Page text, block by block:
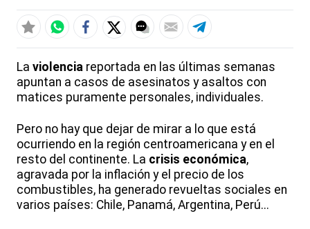
La violencia reportada en las últimas semanas
apuntan a casos de asesinatos y asaltos con
matices puramente personales, individuales.
Pero no hay que dejar de mirar a lo que está
ocurriendo en la región centroamericana y en el
resto del continente. La crisis económica,
agravada por la inflación y el precio de los
combustibles, ha generado revueltas sociales en
varios países: Chile, Panamá, Argentina, Perú...